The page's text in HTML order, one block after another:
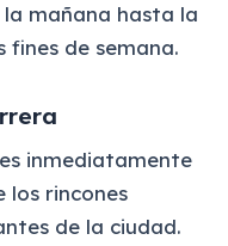
mañana hasta la
fines de semana.
inmediatamente
los rincones
de la ciudad.